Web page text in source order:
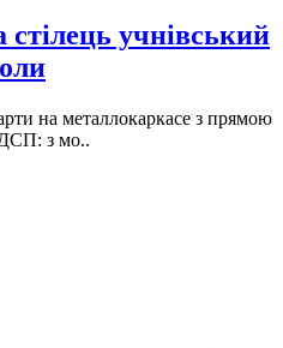
учнівський
на металлокаркасе з прямою
з мо..